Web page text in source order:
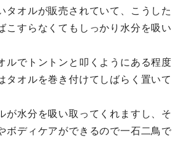
タオルが販売されていて、こうした
こすらなくてもしっかり水分を吸い
ルでトントンと叩くようにある程度
タオルを巻き付けてしばらく置いて
が水分を吸い取ってくれますし、そ
ボディケアができるので一石二鳥で